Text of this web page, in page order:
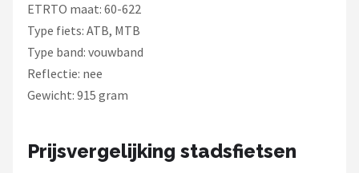
ETRTO maat: 60-622
Type fiets: ATB, MTB
Type band: vouwband
Reflectie: nee
Gewicht: 915 gram
Prijsvergelijking stadsfietsen